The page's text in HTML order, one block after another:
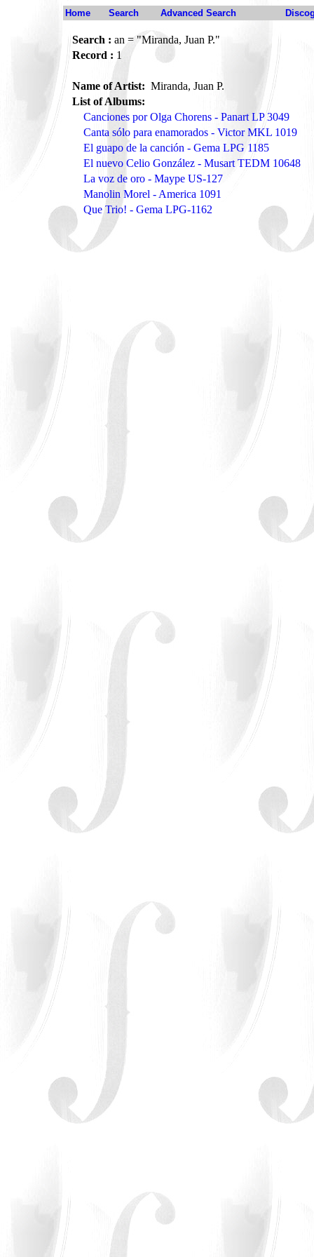
Home Search Advanced Search
Search : an = "Miranda, Juan P."
Record : 1
Name of Artist: Miranda, Juan P.
List of Albums:
Canciones por Olga Chorens - Panart LP 3049
Canta sólo para enamorados - Victor MKL 1019
El guapo de la canción - Gema LPG 1185
El nuevo Celio González - Musart TEDM 10648
La voz de oro - Maype US-127
Manolin Morel - America 1091
Que Trio! - Gema LPG-1162